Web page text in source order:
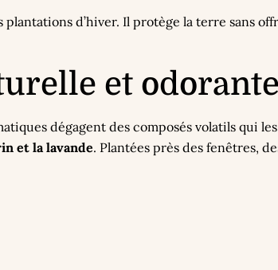
plantations d’hiver. Il protège la terre sans
et
dégagent des composés volatils qui
et la lavande. Plantées près des fenêtres,